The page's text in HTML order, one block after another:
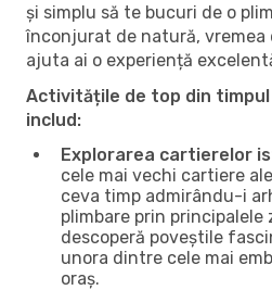
și simplu să te bucuri de o
înconjurat de natură, vremea
ajuta ai o experiență
Activitățile de top din
includ:
Explorarea cartierelor
cele mai vechi cartiere
ceva timp admirându-i
plimbare prin principalele
descoperă poveștile
unora dintre cele mai
oraș.